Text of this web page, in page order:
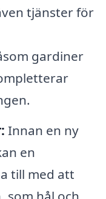
tjänster för
gardiner
Innan en ny
en
till med att